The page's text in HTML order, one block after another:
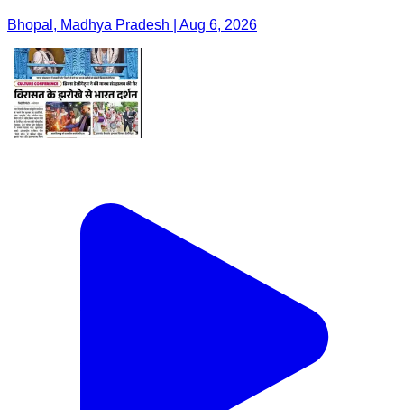
Bhopal, Madhya Pradesh | Aug 6, 2026